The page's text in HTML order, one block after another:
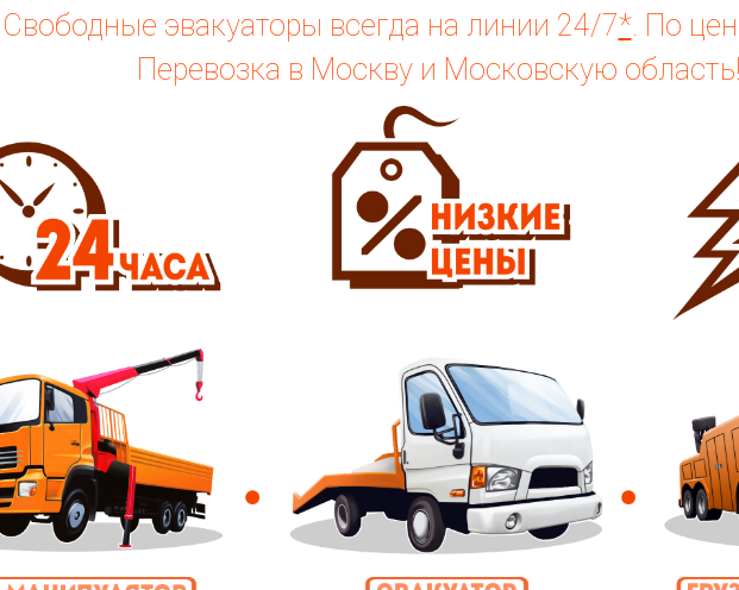
Свободные эвакуаторы всегда на линии 24/7*. По
Перевозка в Москву и Московскую область!